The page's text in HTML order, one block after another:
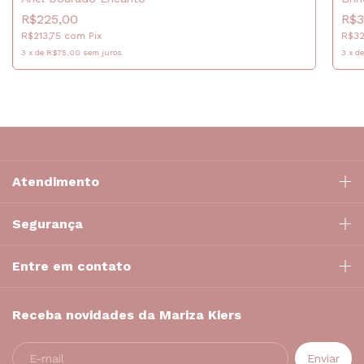
R$225,00
R$213,75 com Pix
3 x de R$75,00 sem juros 3 x
Atendimento
Segurança
Entre em contato
Receba novidades da Mariza Kiers